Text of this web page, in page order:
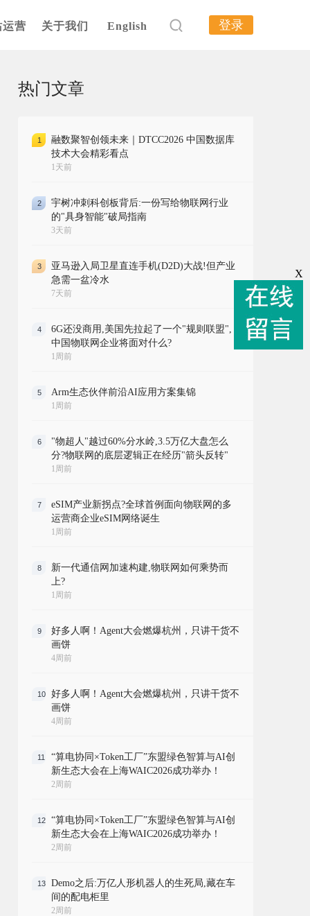
运营 关于我们 English 登录
热门文章
1
融数聚智创领未来｜DTCC2026 中国数据库
技术大会精彩看点
1天前
2
宇树冲刺科创板背后:一份写给物联网行业
的"具身智能"破局指南
3天前
3
亚马逊入局卫星直连手机(D2D)大战!但产业
急需一盆冷水
7天前
4
6G还没商用,美国先拉起了一个"规则联盟",
中国物联网企业将面对什么?
1周前
5 Arm生态伙伴前沿AI应用方案集锦
1周前
6
"物超人"越过60%分水岭,3.5万亿大盘怎么
分?物联网的底层逻辑正在经历"箭头反转"
1周前
7
eSIM产业新拐点?全球首例面向物联网的多
运营商企业eSIM网络诞生
1周前
8
新一代通信网加速构建,物联网如何乘势而
上?
1周前
9
好多人啊！Agent大会燃爆杭州，只讲干货不
画饼
4周前
10
好多人啊！Agent大会燃爆杭州，只讲干货不
画饼
4周前
11
“算电协同×Token工厂”东盟绿色智算与AI创
新生态大会在上海WAIC2026成功举办！
2周前
12
“算电协同×Token工厂”东盟绿色智算与AI创
新生态大会在上海WAIC2026成功举办！
2周前
13
Demo之后:万亿人形机器人的生死局,藏在车
间的配电柜里
2周前
X